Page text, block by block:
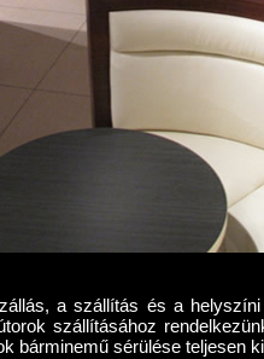
a szállítás és a
szállításához
bárminemű sérülése teljesen